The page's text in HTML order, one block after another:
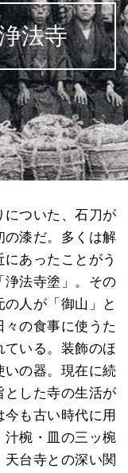
法寺
についた、石刀が
の漆だ。多くは解
あったことがう
浄法寺塗」。その
人が「御山」と
の食事に使うた
いる。装飾のほ
いの器。現在に続
とした寺の生活が
も古い時代に用
汁椀・皿の三ッ椀
台寺との深い関